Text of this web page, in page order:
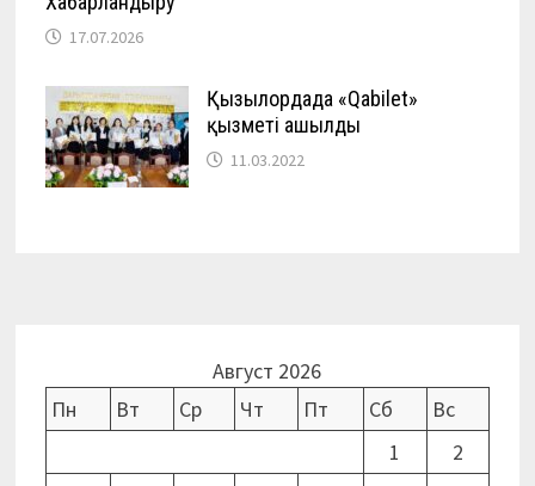
17.07.2026
Қызылордада «Qabilet»
қызметі ашылды
11.03.2022
Август 2026
Пн
Вт Ср Чт Пт Сб
Вс
1
2